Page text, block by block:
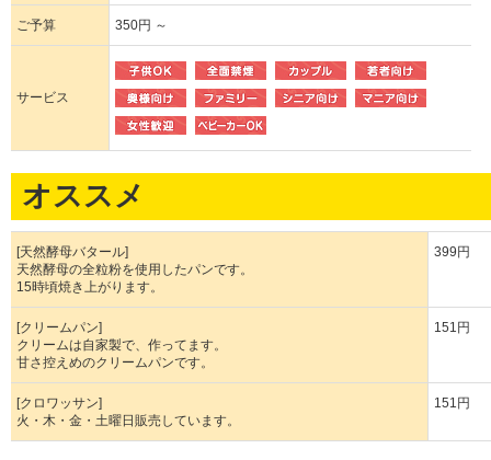
ご予算 350円 ～
サービス
オススメ
[天然酵母バタール]
天然酵母の全粒粉を使用したパンです。
15時頃焼き上がります。
399円
[クリームパン]
クリームは自家製で、作ってます。
甘さ控えめのクリームパンです。
151円
[クロワッサン]
火・木・金・土曜日販売しています。
151円